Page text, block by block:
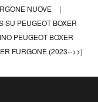
NUOVE
|
SU PEUGEOT BOXER
PEUGEOT BOXER
FURGONE (2023-->>)